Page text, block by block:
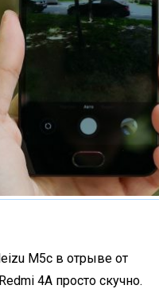
M5c в отрыве от
4A просто скучно.